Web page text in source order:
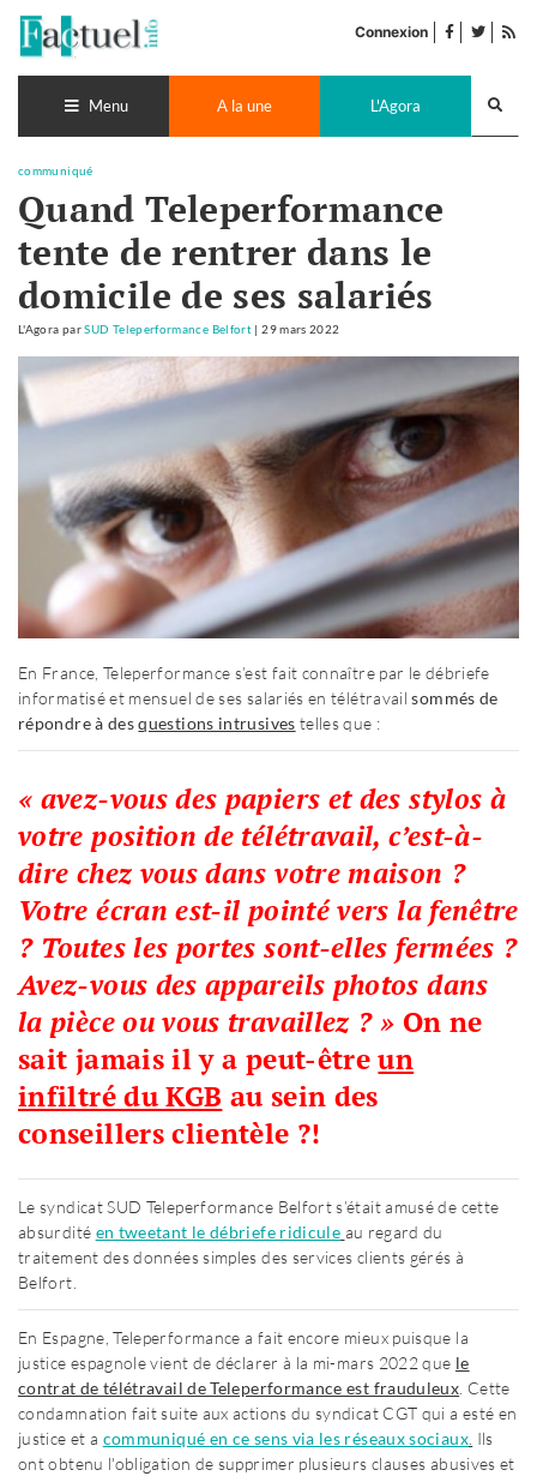
contenu
Connexion facebook
twitter
Menu A la une L'Agora
communiqué
Quand Teleperformance
tente de rentrer dans le
domicile de ses salariés
L'Agora parSUD Teleperformance Belfort |29 mars 2022
En France, Teleperformance s’est fait connaître par le débriefe
informatisé et mensuel de ses salariés en télétravailsommés de
répondre à desquestions intrusives telles que :
« avez-vous des papiers et des stylos à
votre position de télétravail, c’est-à-
dire chez vous dans votre maison ?
Votre écran est-il pointé vers la fenêtre
? Toutes les portes sont-elles fermées ?
Avez-vous des appareils photos dans
la pièce ou vous travaillez ? » On ne
sait jamais il y a peut-êtreun
infiltré du KGB au sein des
conseillers clientèle ?!
Le syndicat SUD Teleperformance Belfort s’était amusé de cette
absurdité en tweetant le débriefe ridicule au regard du
traitement des données simples des services clients gérés à
Belfort.
En Espagne, Teleperformance a fait encore mieux puisque la
justice espagnole vient de déclarer à la mi-mars 2022 que le
contrat de télétravail de Teleperformance est frauduleux . Cette
condamnation fait suite aux actions du syndicat CGT qui a esté en
justice et a communiqué en ce sens via les réseaux sociaux. Ils
ont obtenu l'obligation de supprimer plusieurs clauses abusives et